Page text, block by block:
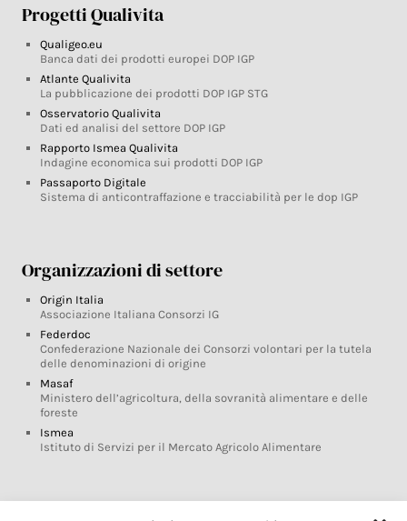
Progetti Qualivita
Qualigeo.eu
Banca dati dei prodotti europei DOP IGP
Atlante Qualivita
La pubblicazione dei prodotti DOP IGP STG
Osservatorio Qualivita
Dati ed analisi del settore DOP IGP
Rapporto Ismea Qualivita
Indagine economica sui prodotti DOP IGP
Passaporto Digitale
Sistema di anticontraffazione e tracciabilità per le dop IGP
Organizzazioni di settore
Origin Italia
Associazione Italiana Consorzi IG
Federdoc
Confederazione Nazionale dei Consorzi volontari per la tutela
delle denominazioni di origine
Masaf
Ministero dell’agricoltura, della sovranità alimentare e delle
foreste
Ismea
Istituto di Servizi per il Mercato Agricolo Alimentare